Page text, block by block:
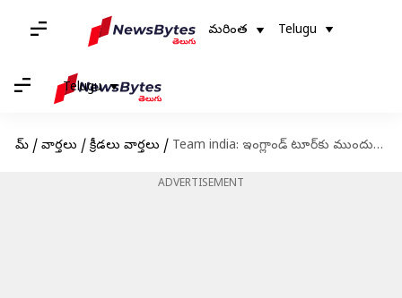
మరింత Telugu
Telugu
హోమ్ / వార్తలు / క్రీడలు వార్తలు / Team india: ఇంగ్లాండ్ టూర్‌కు ముందు కీలక నిర్ణయం.. కెప్టెన్ ఎవరో తేలేది ఆ రోజే!
ADVERTISEMENT